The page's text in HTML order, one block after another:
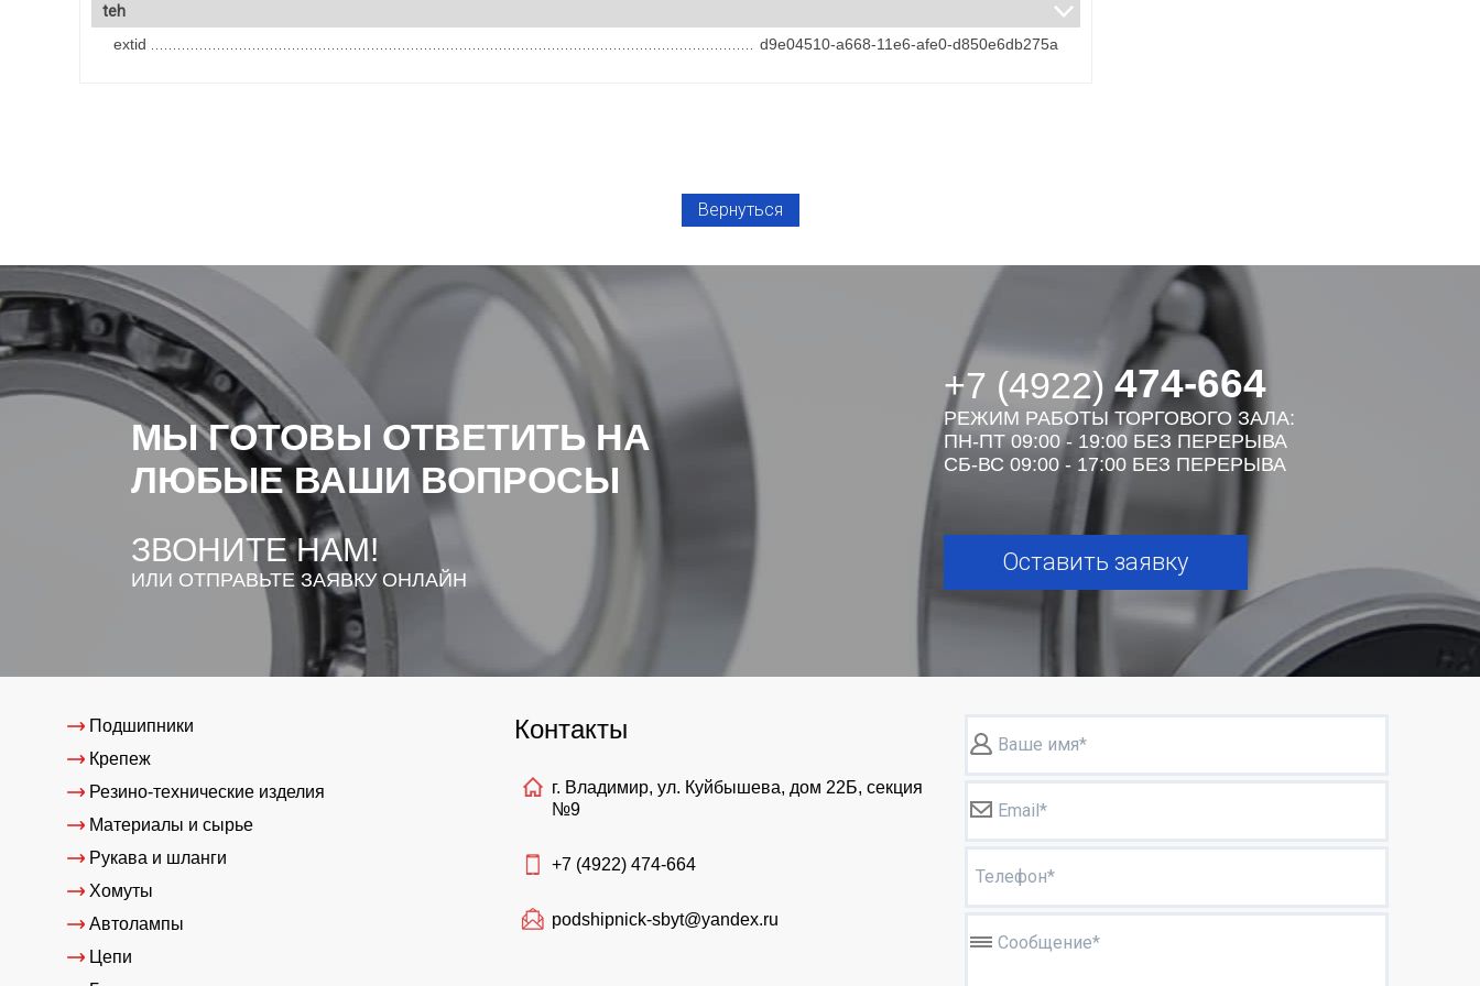
teh
extid
d9e04510-a668-11e6-afe0-d850e6db275a
Вернуться
МЫ ГОТОВЫ ОТВЕТИТЬ НА
ЛЮБЫЕ ВАШИ ВОПРОСЫ
ЗВОНИТЕ НАМ!
ИЛИ ОТПРАВЬТЕ ЗАЯВКУ ОНЛАЙН
+7 (4922)474-664
РЕЖИМ РАБОТЫ ТОРГОВОГО ЗАЛА:
ПН-ПТ 09:00 - 19:00 БЕЗ ПЕРЕРЫВА
СБ-ВС 09:00 - 17:00 БЕЗ ПЕРЕРЫВА
Оставить заявку
Подшипники
Крепеж
Резино-технические изделия
Материалы и сырье
Рукава и шланги
Хомуты
Автолампы
Цепи
Контакты
г. Владимир, ул. Куйбышева, дом 22Б, секция
№9
+7 (4922) 474-664
podshipnick-sbyt@yandex.ru
Ваше имя*
Email*
Телефон*
Сообщение*